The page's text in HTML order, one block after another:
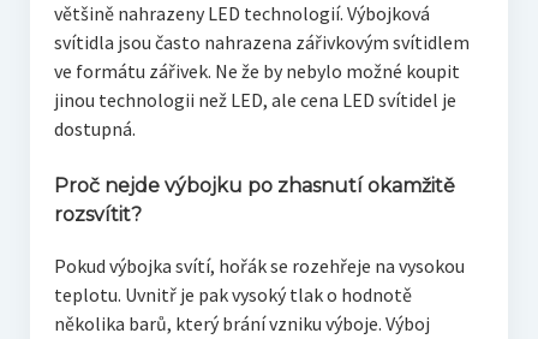
většině nahrazeny LED technologií. Výbojková
svítidla jsou často nahrazena zářivkovým svítidlem
ve formátu zářivek. Ne že by nebylo možné koupit
jinou technologii než LED, ale cena LED svítidel je
dostupná.
Proč nejde výbojku po zhasnutí okamžitě
rozsvítit?
Pokud výbojka svítí, hořák se rozehřeje na vysokou
teplotu. Uvnitř je pak vysoký tlak o hodnotě
několika barů, který brání vzniku výboje. Výboj